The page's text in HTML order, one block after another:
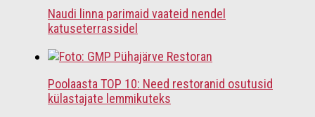
Naudi linna parimaid vaateid nendel
katuseterrassidel
Poolaasta TOP 10: Need restoranid osutusid
külastajate lemmikuteks